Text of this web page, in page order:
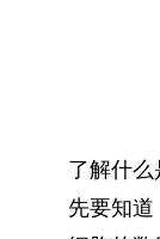
了解什
先要知